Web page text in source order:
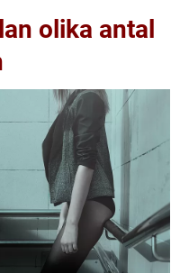
olika antal